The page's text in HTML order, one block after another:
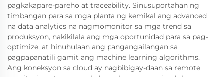
pagkakapare-pareho at traceability. Sinusuportahan ng
timbangan para sa mga planta ng kemikal ang advanced
na data analytics na nagmomonitor sa mga trend sa
produksyon, nakikilala ang mga oportunidad para sa pag-
optimize, at hinuhulaan ang pangangailangan sa
pagpapanatili gamit ang machine learning algorithms.
Ang koneksyon sa cloud ay nagbibigay-daan sa remote